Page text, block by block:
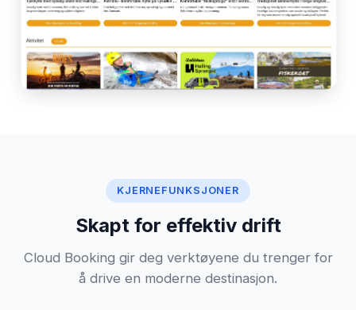
KJERNEFUNKSJONER
Skapt for effektiv drift
Cloud Booking gir deg verktøyene du trenger for
å drive en moderne destinasjon.